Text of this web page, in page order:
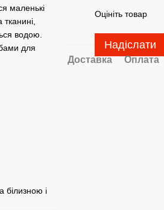
маленькі
водою.
для
білизною і
Оцініть товар
Надіслати
Доставка Оплата